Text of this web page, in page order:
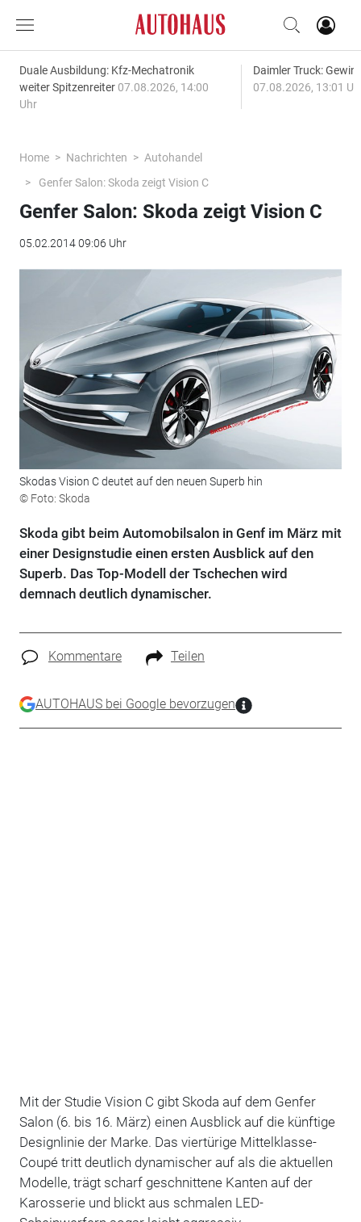
Duale Ausbildung: Kfz-Mechatronik
weiter Spitzenreiter 07.08.2026, 14:00
Uhr
Daimler Truck:
07.08.2026, 13:01
Home Nachrichten
Autohandel
Genfer Salon: Skoda zeigt Vision C
Genfer Salon: Skoda zeigt Vision C
05.02.2014 09:06 Uhr
Skodas Vision C deutet auf den neuen Superb hin
© Foto: Skoda
Skoda gibt beim Automobilsalon in Genf im März mit
einer Designstudie einen ersten Ausblick auf den
Superb. Das Top-Modell der Tschechen wird
demnach deutlich dynamischer.
Kommentare Teilen
AUTOHAUS bei Google bevorzugen
Mit der Studie Vision C gibt Skoda auf dem Genfer
Salon (6. bis 16. März) einen Ausblick auf die künftige
Designlinie der Marke. Das viertürige Mittelklasse-
Coupé tritt deutlich dynamischer auf als die aktuellen
Modelle, trägt scharf geschnittene Kanten auf der
Karosserie und blickt aus schmalen LED-